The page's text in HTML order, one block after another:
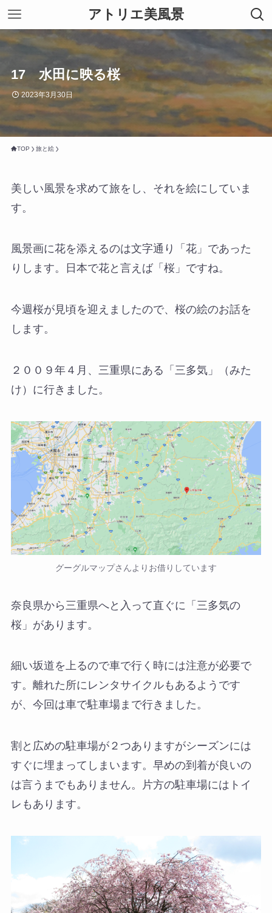
アトリエ美風景
17 水田に映る桜
2023年3月30日
TOP 旅と絵
美しい風景を求めて旅をし、それを絵にしていま
す。
風景画に花を添えるのは文字通り「花」であった
りします。日本で花と言えば「桜」ですね。
今週桜が見頃を迎えましたので、桜の絵のお話を
します。
２００９年４月、三重県にある「三多気」（みた
け）に行きました。
グーグルマップさんよりお借りしています
奈良県から三重県へと入って直ぐに「三多気の
桜」があります。
細い坂道を上るので車で行く時には注意が必要で
す。離れた所にレンタサイクルもあるようです
が、今回は車で駐車場まで行きました。
割と広めの駐車場が２つありますがシーズンには
すぐに埋まってしまいます。早めの到着が良いの
は言うまでもありません。片方の駐車場にはトイ
レもあります。